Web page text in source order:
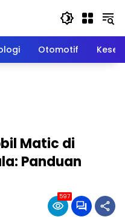
Otomotif
Matic di
Panduan
597